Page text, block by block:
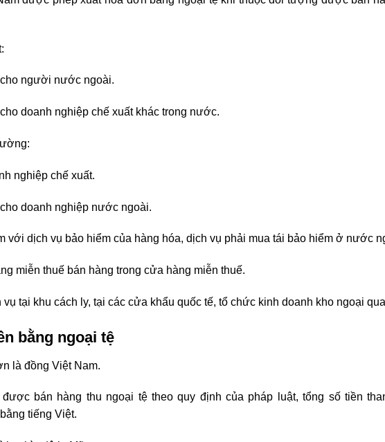
người nước ngoài.
doanh nghiệp chế xuất khác trong nước.
nghiệp chế xuất.
doanh nghiệp nước ngoài.
với dịch vụ bảo hiểm của hàng hóa, dịch vụ phải mua tái bảo hiểm ở nước
miễn thuế bán hàng trong cửa hàng miễn thuế.
tại khu cách ly, tại các cửa khẩu quốc tế, tổ chức kinh doanh kho ngoại
bằng ngoại tệ
là đồng Việt Nam.
bán hàng thu ngoại tệ theo quy định của pháp luật, tổng số tiền
tiếng Việt.